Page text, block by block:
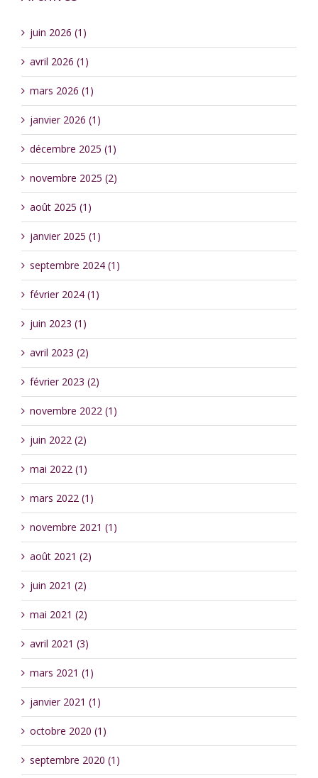
juin 2026 (1)
avril 2026 (1)
mars 2026 (1)
janvier 2026 (1)
décembre 2025 (1)
novembre 2025 (2)
août 2025 (1)
janvier 2025 (1)
septembre 2024 (1)
février 2024 (1)
juin 2023 (1)
avril 2023 (2)
février 2023 (2)
novembre 2022 (1)
juin 2022 (2)
mai 2022 (1)
mars 2022 (1)
novembre 2021 (1)
août 2021 (2)
juin 2021 (2)
mai 2021 (2)
avril 2021 (3)
mars 2021 (1)
janvier 2021 (1)
octobre 2020 (1)
septembre 2020 (1)